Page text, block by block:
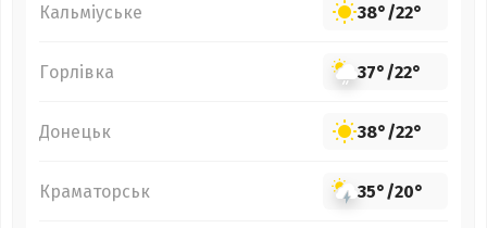
Кальміуське 38°/22°
Горлівка 37°/22°
Донецьк 38°/22°
Краматорськ 35°/20°